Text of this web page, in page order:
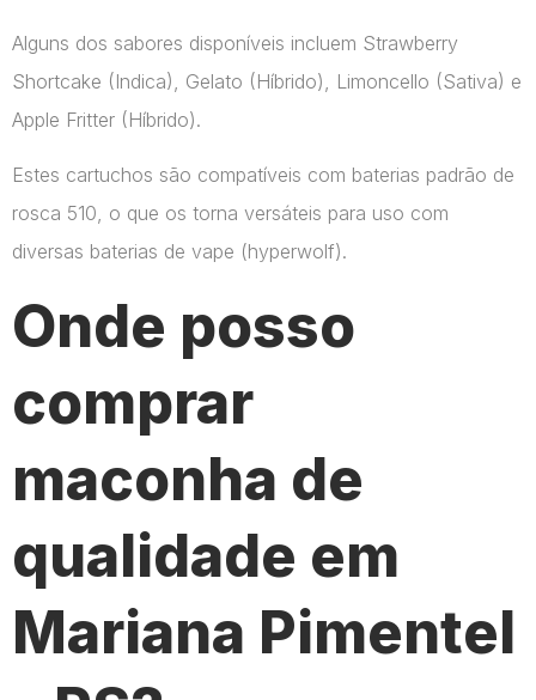
Alguns dos sabores disponíveis incluem Strawberry
Shortcake (Indica), Gelato (Híbrido), Limoncello (Sativa) e
Apple Fritter (Híbrido).
Estes cartuchos são compatíveis com baterias padrão de
rosca 510, o que os torna versáteis para uso com
diversas baterias de vape​ (hyperwolf)​.
Onde posso
comprar
maconha de
qualidade em
Mariana Pimentel